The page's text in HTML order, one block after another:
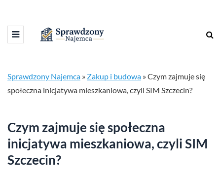
Sprawdzony Najemca » Zakup i budowa »Czym zajmuje się
społeczna inicjatywa mieszkaniowa, czyli SIM Szczecin?
Czym zajmuje się społeczna
inicjatywa mieszkaniowa, czyli SIM
Szczecin?